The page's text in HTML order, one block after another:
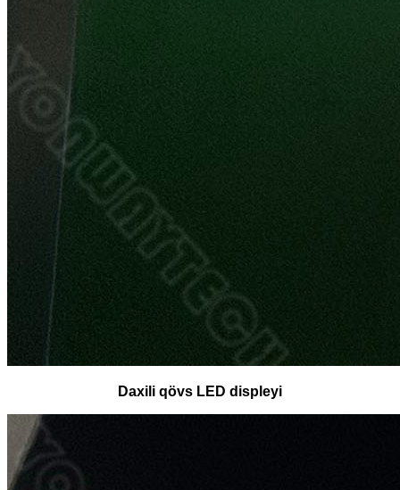
Daxili qövs LED displeyi